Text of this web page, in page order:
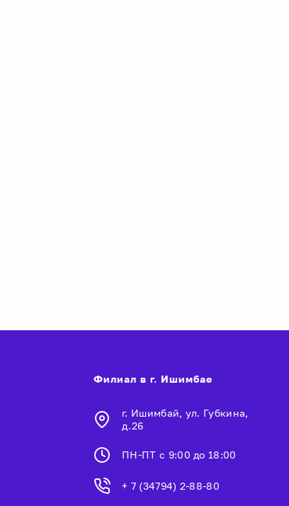
Филиал в г. Ишимбае
г. Ишимбай, ул. Губкина,
д.26
ПН-ПТ с 9:00 до 18:00
+ 7 (34794) 2-88-80